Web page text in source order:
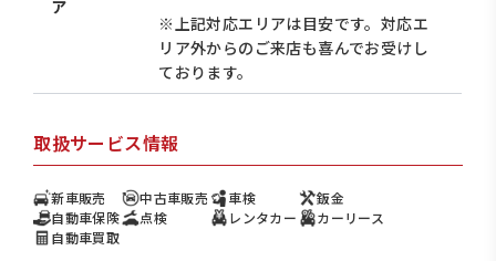
ア
※上記対応エリアは目安です。対応エ
リア外からのご来店も喜んでお受けし
ております。
取扱サービス情報
新車販売 中古車販売 車検
鈑金
自動車保険
点検 レンタカー
カーリース
自動車買取